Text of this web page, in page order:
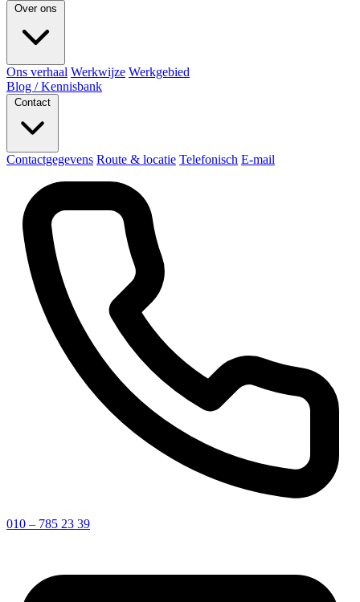
Ons verhaal Werkwijze Werkgebied
Blog / Kennisbank
Contactgegevens Route & locatie Telefonisch E-mail
010 – 785 23 39